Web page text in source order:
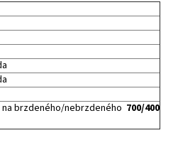
na brzdeného/nebrzdeného 700/400